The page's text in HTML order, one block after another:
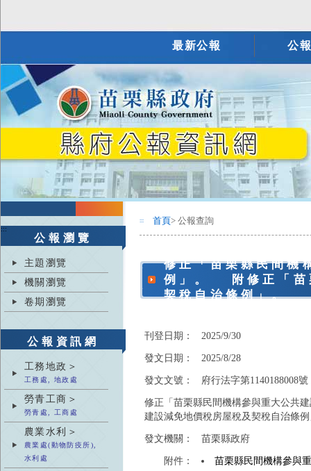
最新公報 公
:::
公報瀏覽
主題瀏覽
機關瀏覽
卷期瀏覽
公報資訊網
工務地政＞
工務處, 地政處
勞青工商＞
勞青處, 工商處
農業水利＞
農業處(動物防疫所),
水利處
::: 首頁> 公報查詢
修正「苗栗縣民間機
例」。 附修正「苗
契稅自治條例」。
刊登日期：
2025/9/30
發文日期：
2025/8/28
發文文號：
府行法字第1140188008號
修正「苗栗縣民間機構參與重大公共
建設減免地價稅房屋稅及契稅自治條
發文機關：
苗栗縣政府
附件：
苗栗縣民間機構參與